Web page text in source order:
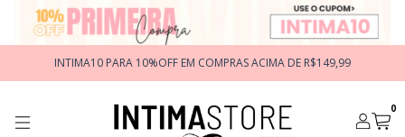
INTIMA10 PARA 10%OFF EM COMPRAS ACIMA DE R$149,99
0